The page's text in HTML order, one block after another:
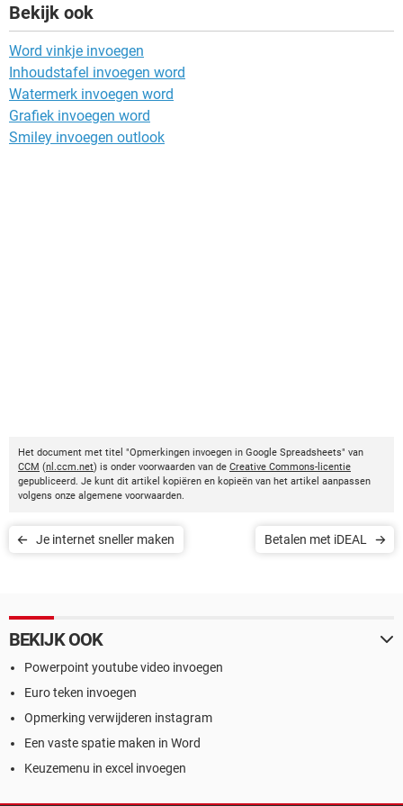
Bekijk ook
Word vinkje invoegen
Inhoudstafel invoegen word
Watermerk invoegen word
Grafiek invoegen word
Smiley invoegen outlook
Het document met titel "Opmerkingen invoegen in Google Spreadsheets" van
CCM (nl.ccm.net) is onder voorwaarden van de Creative Commons-licentie
gepubliceerd. Je kunt dit artikel kopiëren en kopieën van het artikel aanpassen
volgens onze algemene voorwaarden.
Je internet sneller maken Betalen met iDEAL
BEKIJK OOK
Powerpoint youtube video invoegen
Euro teken invoegen
Opmerking verwijderen instagram
Een vaste spatie maken in Word
Keuzemenu in excel invoegen